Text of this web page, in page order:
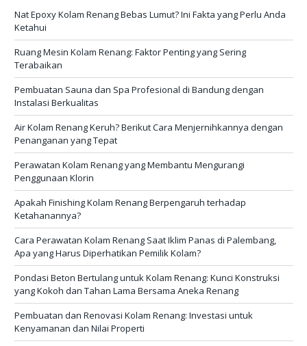
Nat Epoxy Kolam Renang Bebas Lumut? Ini Fakta yang Perlu Anda
Ketahui
Ruang Mesin Kolam Renang: Faktor Penting yang Sering
Terabaikan
Pembuatan Sauna dan Spa Profesional di Bandung dengan
Instalasi Berkualitas
Air Kolam Renang Keruh? Berikut Cara Menjernihkannya dengan
Penanganan yang Tepat
Perawatan Kolam Renang yang Membantu Mengurangi
Penggunaan Klorin
Apakah Finishing Kolam Renang Berpengaruh terhadap
Ketahanannya?
Cara Perawatan Kolam Renang Saat Iklim Panas di Palembang,
Apa yang Harus Diperhatikan Pemilik Kolam?
Pondasi Beton Bertulang untuk Kolam Renang: Kunci Konstruksi
yang Kokoh dan Tahan Lama Bersama Aneka Renang
Pembuatan dan Renovasi Kolam Renang: Investasi untuk
Kenyamanan dan Nilai Properti